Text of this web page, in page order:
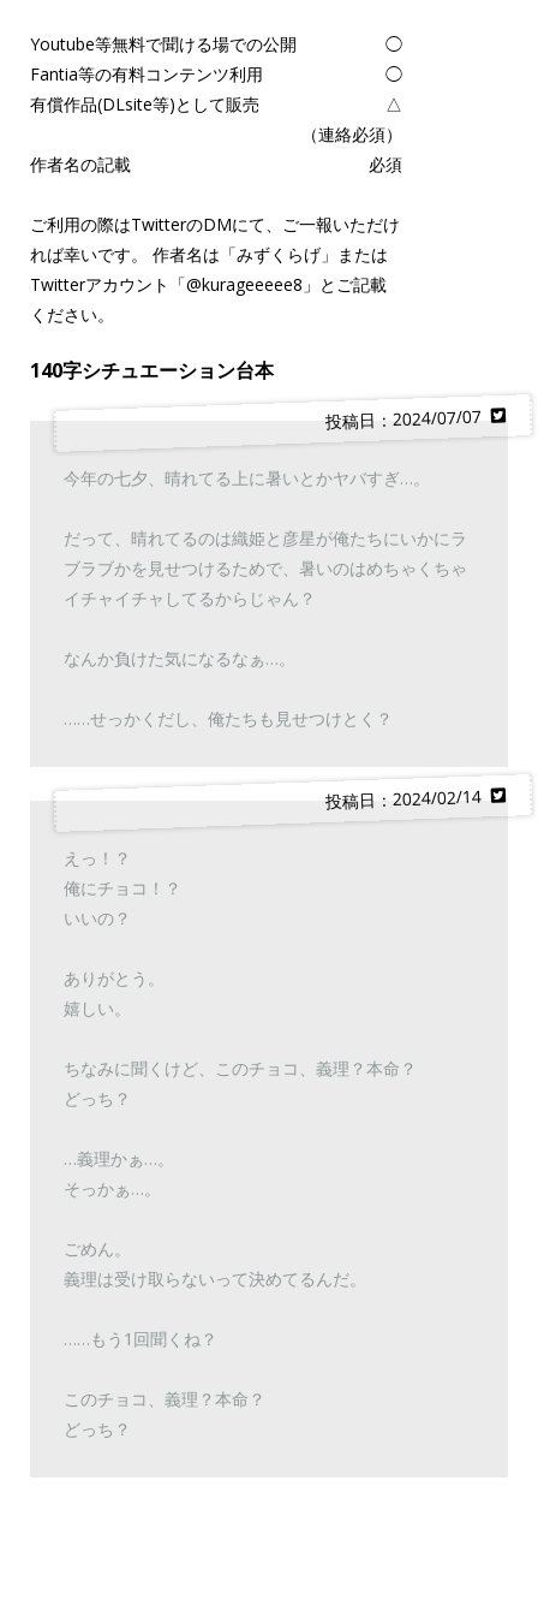
Youtube等無料で聞ける場での公開
◯
Fantia等の有料コンテンツ利用
◯
有償作品(DLsite等)として販売
△
（連絡必須）
作者名の記載
必須
ご利用の際はTwitterのDMにて、ご一報いただけ
れば幸いです。 作者名は「みずくらげ」または
Twitterアカウント「@kurageeeee8 」とご記載
ください。
140字シチュエーション台本
投稿日：2024/07/07
今年の七夕、晴れてる上に暑いとかヤバすぎ…。
だって、晴れてるのは織姫と彦星が俺たちにいかにラ
ブラブかを見せつけるためで、暑いのはめちゃくちゃ
イチャイチャしてるからじゃん？
なんか負けた気になるなぁ…。
……せっかくだし、俺たちも見せつけとく？
投稿日：2024/02/14
えっ！？
俺にチョコ！？
いいの？
ありがとう。
嬉しい。
ちなみに聞くけど、このチョコ、義理？本命？
どっち？
…義理かぁ…。
そっかぁ…。
ごめん。
義理は受け取らないって決めてるんだ。
……もう1回聞くね？
このチョコ、義理？本命？
どっち？